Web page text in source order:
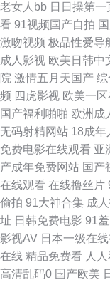
com 91在线老司机 人
韩国瑟瑟涩涩 国产欧美
图片91 操逼电彭 超碰
片网站 欧美在线视频99
人三级片 在线肏屄视频
微拍91 天天干免费视
址 综合精品系列 天天肏
网导航 久久超碰碰 午
老女人bb 日日操第一
看 91视频国产自拍
激吻视频 极品性爱导
成人影视 欧美日韩中
院 激情五月天国产 综
频 四虎影视 欧美一
国产福利啪啪 欧洲成
无码射精网站 18成年
免费电影在线观看 亚
产成年免费网站 国产
在线观看 在线撸丝片
偷拍 91大神合集 成
址 日韩免费电影 91
影视AV 日本一级在
在线 精品免费看 人
高清乱码0 国产欧美